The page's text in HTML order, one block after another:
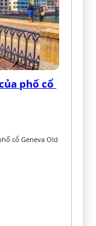
phố cổ
cổ Geneva Old